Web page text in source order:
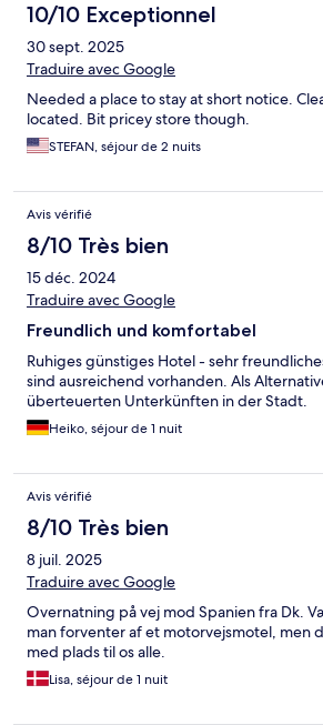
10/10 Exceptionnel
30 sept. 2025
Traduire avec Google
Needed a place to stay at short notice.
located. Bit pricey store though.
STEFAN, séjour de 2 nuits
Avis vérifié
8/10 Très bien
15 déc. 2024
Traduire avec Google
Freundlich und komfortabel
Ruhiges günstiges Hotel - sehr
sind ausreichend vorhanden. Als
überteuerten Unterkünften in der Stadt.
Heiko, séjour de 1 nuit
Avis vérifié
8/10 Très bien
8 juil. 2025
Traduire avec Google
Overnatning på vej mod Spanien fra Dk.
man forventer af et motorvejsmotel, men
med plads til os alle.
Lisa, séjour de 1 nuit